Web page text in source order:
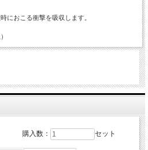
におこる衝撃を吸収します。
購入数： セット